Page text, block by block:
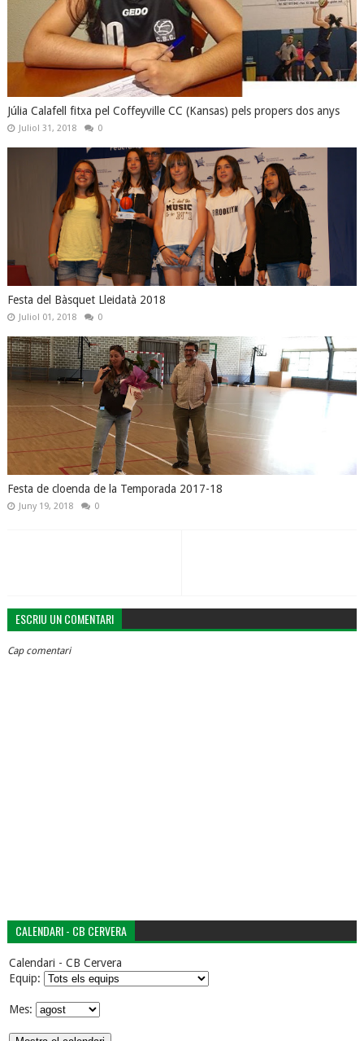
Júlia Calafell fitxa pel Coffeyville CC (Kansas) pels propers dos anys
Juliol 31, 2018 0
Festa del Bàsquet Lleidatà 2018
Juliol 01, 2018 0
Festa de cloenda de la Temporada 2017-18
Juny 19, 2018 0
ESCRIU UN COMENTARI
Cap comentari
CALENDARI - CB CERVERA
Calendari - CB Cervera
Equip:
Mes: